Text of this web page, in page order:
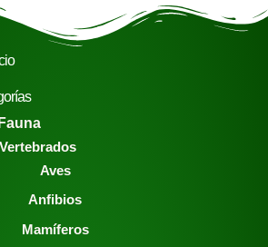
Fauna
Vertebrados
Aves
Anfibios
Mamíferos